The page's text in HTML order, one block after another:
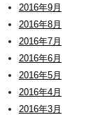
2016年9月
2016年8月
2016年7月
2016年6月
2016年5月
2016年4月
2016年3月